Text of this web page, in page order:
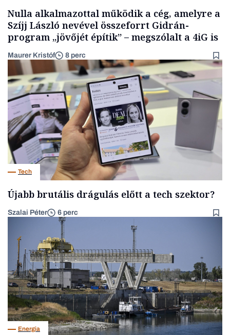
Nulla alkalmazottal működik a cég, amelyre a
Szíjj László nevével összeforrt Gidrán-
program „jövőjét építik” – megszólalt a 4iG is
Maurer Kristóf 8 perc
Tech
Újabb brutális drágulás előtt a tech szektor?
Szalai Péter 6 perc
Energia